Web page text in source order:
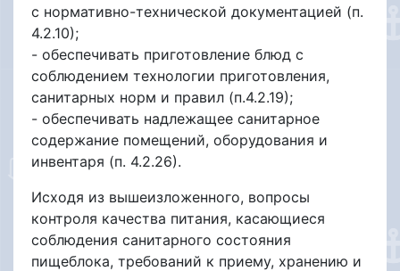
с нормативно-технической документацией (п.
4.2.10);
- обеспечивать приготовление блюд с
соблюдением технологии приготовления,
санитарных норм и правил (п.4.2.19);
- обеспечивать надлежащее санитарное
содержание помещений, оборудования и
инвентаря (п. 4.2.26).
Исходя из вышеизложенного, вопросы
контроля качества питания, касающиеся
соблюдения санитарного состояния
пищеблока, требований к приему, хранению и